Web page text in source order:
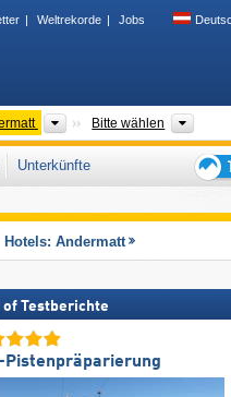
Weltrekorde Jobs
Tourismusregion
Bitte wählen
Unterkünfte
für
Hotels: Andermatt
of Testberichte
Pistenpräparierung